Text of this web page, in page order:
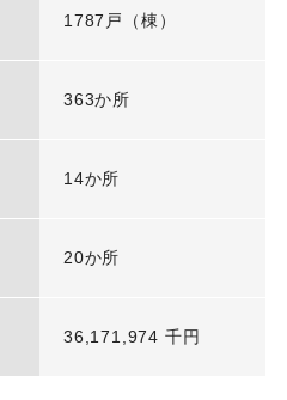
1787戸（棟）
363か所
14か所
20か所
36,171,974 千円